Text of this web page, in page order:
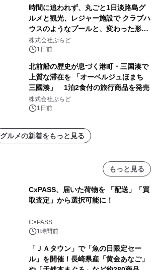
時間に追われず、丸ごと1日淡路島グ
ルメと観光、レジャー施設で クラブハ
ウスのようなプールと、変わった形の
サウナも 「THE BOXY AWAJI」のお
得な素泊まり連泊プランで
株式会社ぷらど
1日前
北前船の歴史が息づく港町・三国湊で
上質な滞在を 「オーベルジュほまち
三國湊」 1泊2食付の旅行商品を発売
株式会社ぷらど
1日前
グルメの新着をもっと見る
もっと見る
CxPASS、届いた荷物を 「配送」「買
取査定」から選択可能に！
C×PASS
1時間前
「ＪＡタウン」で「魚の日限定セー
ル」を開催！長崎県産「黄金あなご」